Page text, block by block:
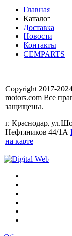
Главная
Каталог
Доставка
Новости
Контакты
CEMPARTS
Copyright 2017-
motors.com Все
защищены.
г. Краснодар,
Нефтяников 44/1А
на карте